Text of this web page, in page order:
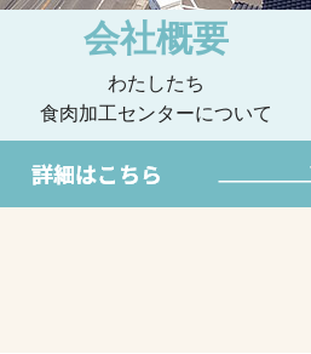
会社概要
わたしたち
食肉加工センターについて